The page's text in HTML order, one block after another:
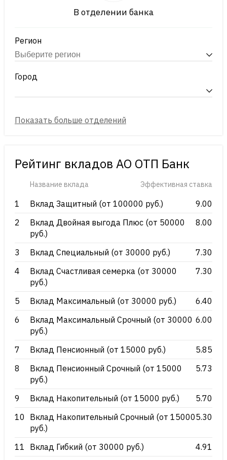
В отделении банка
Регион
Город
Рейтинг вкладов АО ОТП Банк
Название вклада Эффективная ставка
1 Вклад Защитный (от 100000 руб.)
9.00
2
Вклад Двойная выгода Плюс (от 50000
руб.)
8.00
3 Вклад Специальный (от 30000 руб.)
7.30
4
Вклад Счастливая семерка (от 30000
руб.)
7.30
5 Вклад Максимальный (от 30000 руб.)
6.40
6
Вклад Максимальный Срочный (от 30000
руб.)
6.00
7 Вклад Пенсионный (от 15000 руб.)
5.85
8
Вклад Пенсионный Срочный (от 15000
руб.)
5.73
9 Вклад Накопительный (от 15000 руб.)
5.70
10
Вклад Накопительный Срочный (от 15000
руб.)
5.30
11 Вклад Гибкий (от 30000 руб.) 4.91